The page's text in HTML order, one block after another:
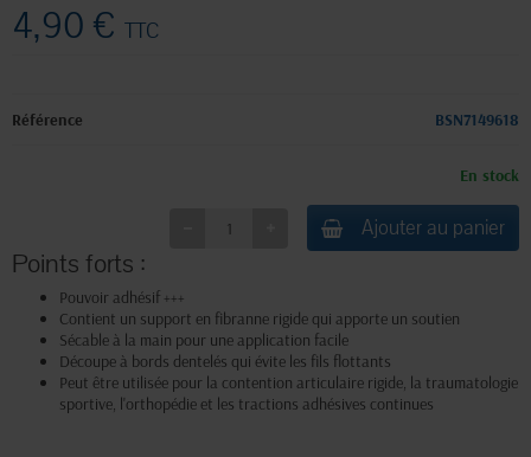
4,90 € TTC
Référence BSN7149618
En stock
Ajouter au panier
Points forts :
Pouvoir adhésif +++
Contient un support en fibranne rigide qui apporte un soutien
Sécable à la main pour une application facile
Découpe à bords dentelés qui évite les fils flottants
Peut être utilisée pour la contention articulaire rigide, la traumatologie
sportive, l'orthopédie et les tractions adhésives continues